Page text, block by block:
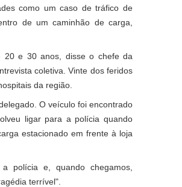
como um caso de tráfico de
de um caminhão de carga,
20 e 30 anos, disse o chefe da
coletiva. Vinte dos feridos
da região.
O veículo foi encontrado
ligar para a polícia quando
estacionado em frente à loja
polícia e, quando chegamos,
terrível".